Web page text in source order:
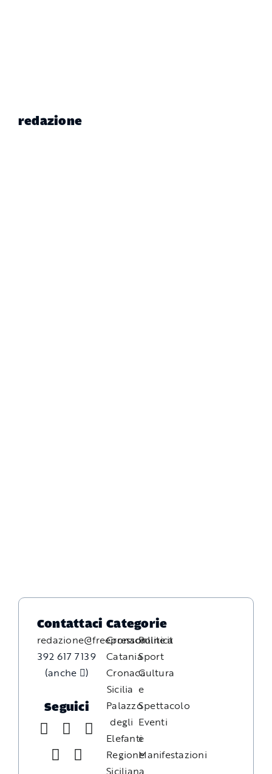
redazione
Contattaci
redazione@freepressonline.it
392 617 7139
(anche
)
Seguici
Categorie
Cronaca
Catania
Cronaca
Sicilia
Palazzo
degli
Elefanti
Regione
Siciliana
Politica
Sport
Cultura
e
Spettacolo
Eventi
e
Manifestazioni